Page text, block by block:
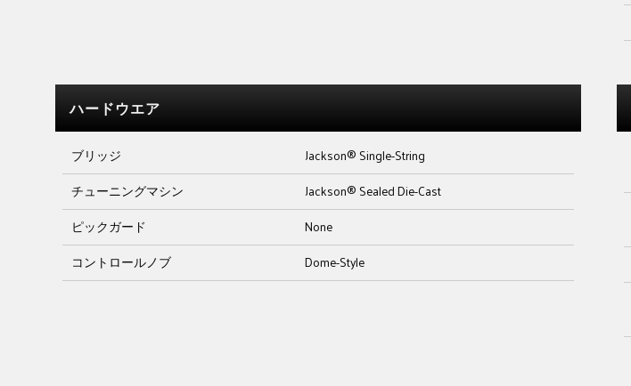
ハードウエア
ブリッジ
Jackson® Single-String
チューニングマシン
Jackson® Sealed Die-Cast
ピックガード
None
コントロールノブ
Dome-Style